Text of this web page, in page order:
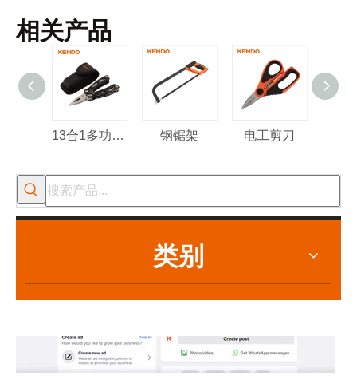
相关产品
13合1多功能工具 钢锯架 电工剪刀
类别